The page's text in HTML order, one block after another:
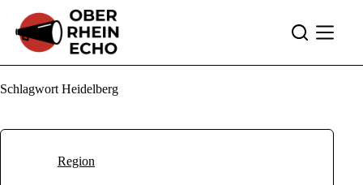
Inhalt
springen
Schlagwort Heidelberg
Region